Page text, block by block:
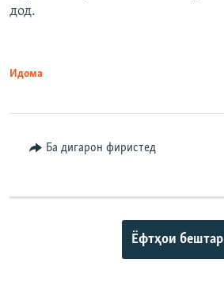
дод.
Идома
Ба дигарон фиристед
Ёфтҳои бештар